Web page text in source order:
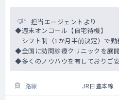
担当エージェントより
◆週末オンコール【自宅待機】
シフト制（1か月半前決定）で勤
◆全国に訪問診療クリニックを展開
◆多くのノウハウを有しておりご
路線 JR日豊本線